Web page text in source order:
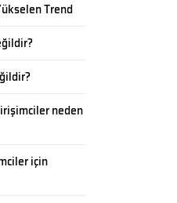
Trend
neden
için